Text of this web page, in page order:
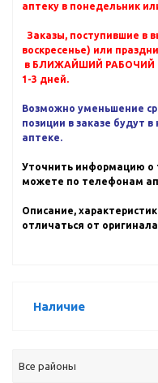
аптеку в понедельник
Заказы, поступившие в
воскресенье) или
в БЛИЖАЙШИЙ РАБОЧИЙ
1-3 дней.
Возможно уменьшение
позиции в заказе будут
аптеке.
Уточнить информацию о
можете по телефонам
Описание,
отличаться от
Наличие
Все районы